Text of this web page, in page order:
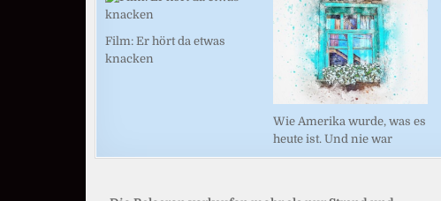
Film: Er hört da etwas
knacken
Wie Amerika wurde, was es
heute ist. Und nie war